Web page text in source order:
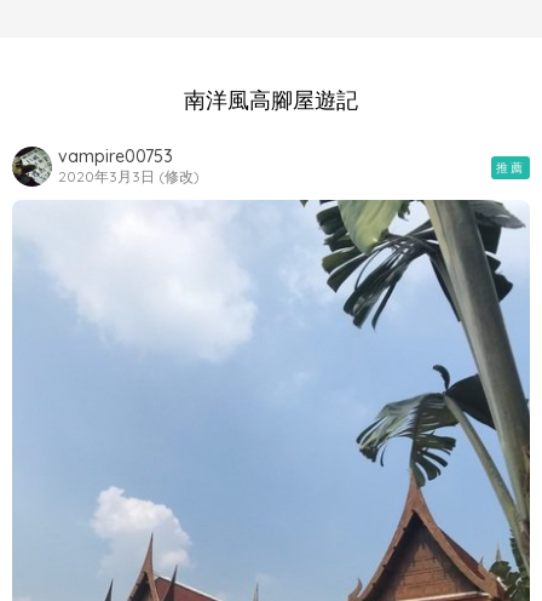
南洋風高腳屋遊記
vampire00753
2020年3月3日 (修改) 推薦